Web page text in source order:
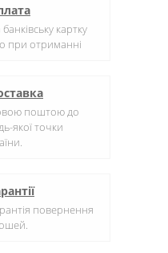
картку
при отриманні
поштою до
якої точки
повернення